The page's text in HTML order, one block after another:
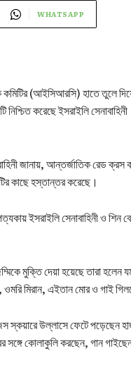
WHATSAPP
(আইসিআরসি) হাতে তুলে
নিশ্চিত করেছে ইসরাইলি
জানায়, আন্তর্জাতিক রেড
কাছে হস্তান্তর করেছে।
ইসরাইলি সেনাবাহিনী ও শিন
মুক্তি দেয়া হয়েছে তারা হলেন
মিরান, এইতান মোর ও গাই
স্কয়ারে উল্লাসে ফেটে পড়েছেন
সঙ্গে কোলাকুলি করছেন, গান